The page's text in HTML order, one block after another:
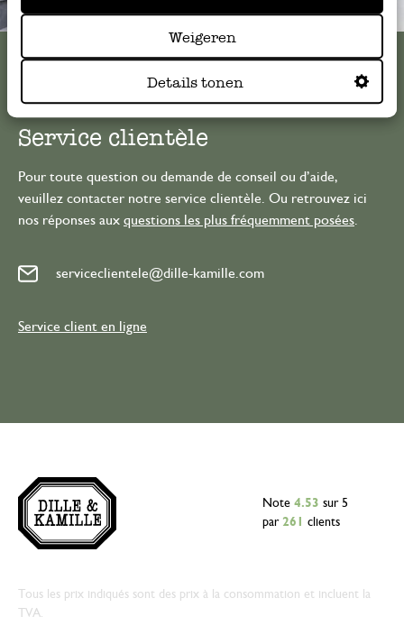
Weigeren
Details tonen
Toujours à proximité
Service clientèle
Pour toute question ou demande de conseil ou d’aide,
veuillez contacter notre service clientèle. Ou retrouvez ici
nos réponses aux questions les plus fréquemment posées
serviceclientele@dille-kamille.com
Service client en ligne
Note 4.53 sur 5
par 261 clients
Tous les prix indiqués sont des prix à la consommation et incluent la
TVA.